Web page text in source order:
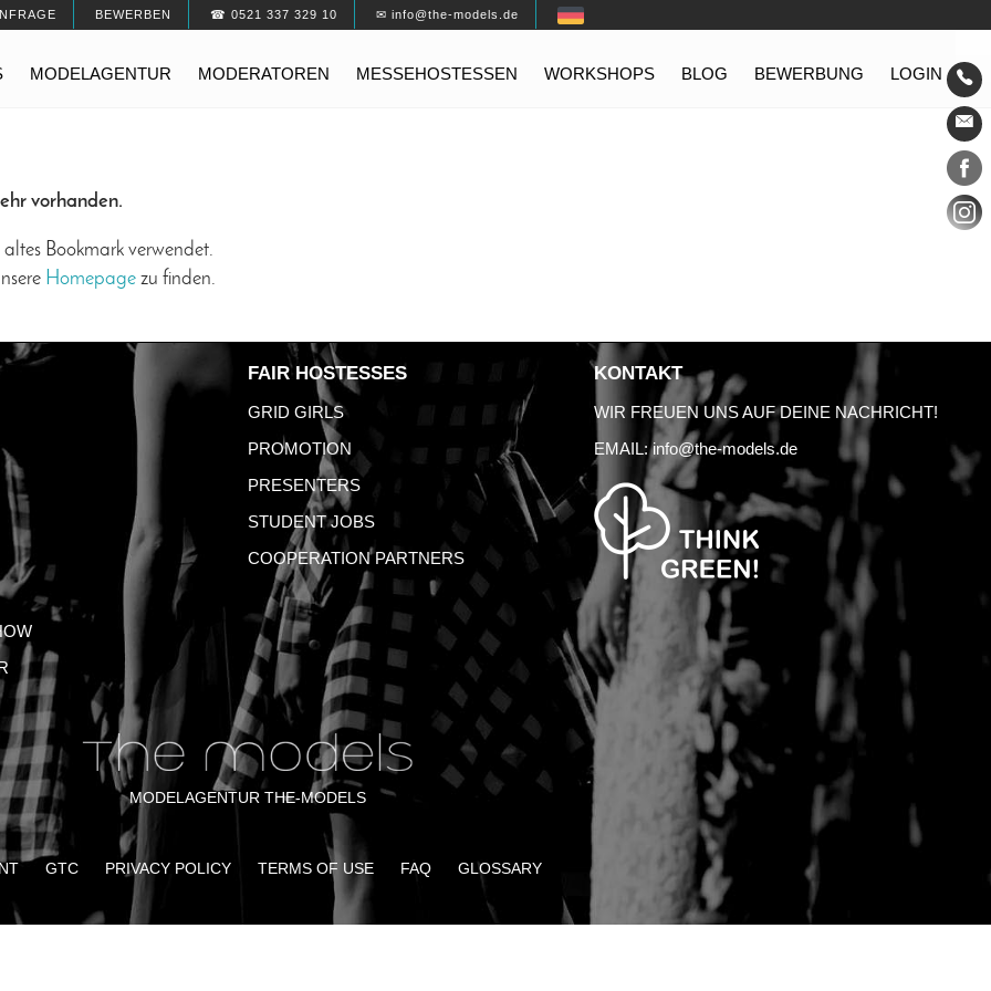
BEWERBEN ☎ 0521 337 329 10 ✉ info@the-models.de
MODELAGENTUR MODERATOREN MESSEHOSTESSEN WORKSHOPS BLOG BEWERBUNG LOGIN
vorhanden.
Bookmark verwendet.
Homepage zu finden.
FAIR HOSTESSES
GRID GIRLS
PROMOTION
PRESENTERS
STUDENT JOBS
COOPERATION PARTNERS
KONTAKT
WIR FREUEN UNS AUF DEINE NACHRICHT!
EMAIL:info@the-models.de
MODELAGENTUR THE-MODELS
GTC PRIVACY POLICY TERMS OF USE FAQ GLOSSARY